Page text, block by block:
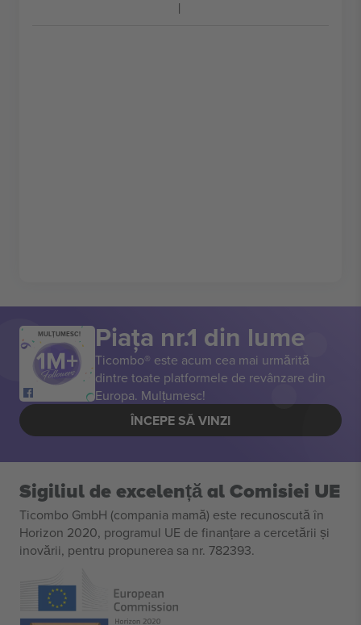
MULȚUMESC! Piața nr.1 din lume
Ticombo® este acum cea mai urmărită
dintre toate platformele de revânzare din
Europa. Mulțumesc!
ÎNCEPE SĂ VINZI
Sigiliul de excelență al Comisiei UE
Ticombo GmbH (compania mamă) este recunoscută în
Horizon 2020, programul UE de finanțare a cercetării și
inovării, pentru propunerea sa nr. 782393.